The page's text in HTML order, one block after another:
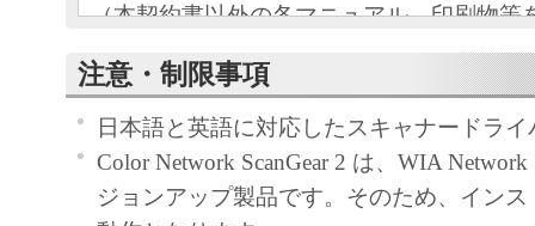
（本契約書以外の各マニュアル、印刷物等
以下「本ソフトウェア」と言います。）を
めの、お客様とキヤノン株式会社（以下キ
す。）との間の契約書です。
お客様は、『同意』を示す下記のボタンを
点、または「本ソフトウェア」のインスト
注意・制限事項
日本語と英語に対応したスキャナードラ
Color Network ScanGear 2 は、WIA Network
ジョンアップ製品です。そのため、イン